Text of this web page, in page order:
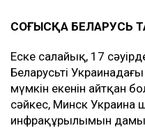
СОҒЫСҚА БЕЛАРУСЬ
Еске салайық, 17
Беларусьті
мүмкін екенін айтқан
сәйкес, Минск Украина
инфрақұрылымын